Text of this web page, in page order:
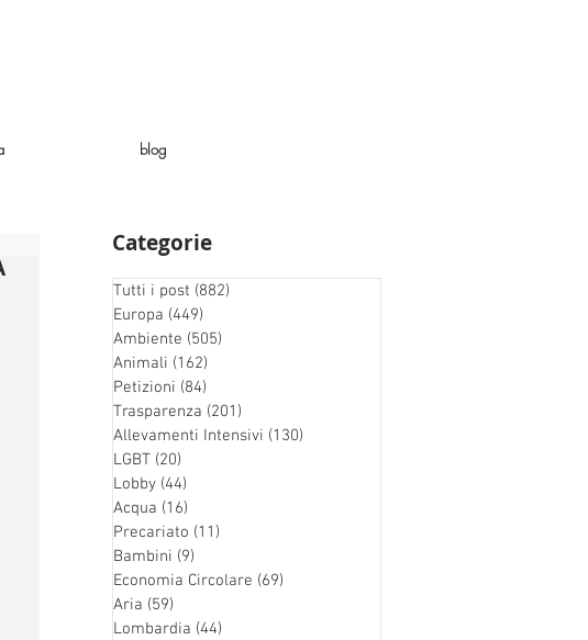
blog
Categorie
Tutti i post (882)
Europa (449)
Ambiente (505)
Animali (162)
Petizioni (84)
Trasparenza (201)
Allevamenti Intensivi (130)
LGBT (20)
Lobby (44)
Acqua (16)
Precariato (11)
Bambini (9)
Economia Circolare (69)
Aria (59)
Lombardia (44)